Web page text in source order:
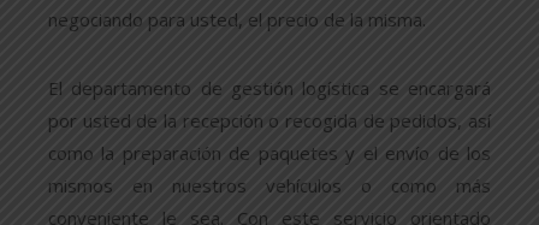
negociando para usted, el precio de la misma.
El departamento de gestión logística se encargará
por usted de la recepción o recogida de pedidos, así
como la preparación de paquetes y el envío de los
mismos en nuestros vehículos o como más
conveniente le sea. Con este servicio orientado